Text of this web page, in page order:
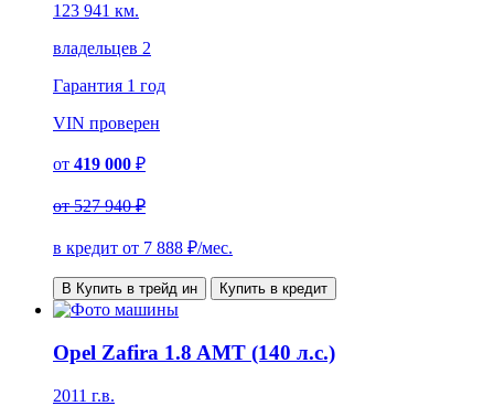
123 941 км.
владельцев 2
Гарантия 1 год
VIN проверен
от 419 000 ₽
от527 940 ₽
в кредит от 7 888 ₽/мес.
В Купить в трейд ин Купить в кредит
Opel Zafira 1.8 AMT (140 л.с.)
2011 г.в.